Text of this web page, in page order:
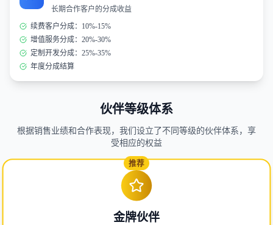
长期合作客户的分成收益
续费客户分成：10%-15%
增值服务分成：20%-30%
定制开发分成：25%-35%
年度分成结算
伙伴等级体系
根据销售业绩和合作表现，我们设立了不同等级的伙伴体系，享
受相应的权益
推荐
金牌伙伴